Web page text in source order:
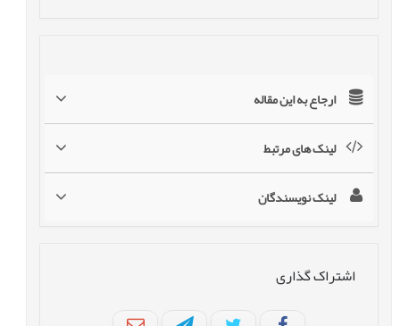
ارجاع به این مقاله
لینک های مرتبط
لینک نویسندگان
اشتراک گذاری